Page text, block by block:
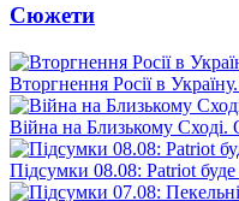
Сюжети
Вторгнення Росії в
Війна на Близькому Сході.
Підсумки 08.08: Patriot